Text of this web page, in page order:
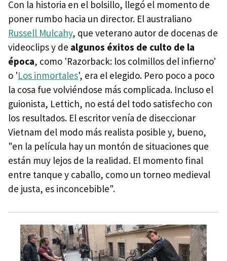
Con la historia en el bolsillo, llegó el momento de
poner rumbo hacia un director. El australiano
Russell Mulcahy, que veterano autor de docenas de
videoclips y de algunos éxitos de culto de la
época, como 'Razorback: los colmillos del infierno'
o 'Los inmortales', era el elegido. Pero poco a poco
la cosa fue volviéndose más complicada. Incluso el
guionista, Lettich, no está del todo satisfecho con
los resultados. El escritor venía de diseccionar
Vietnam del modo más realista posible y, bueno,
"en la película hay un montón de situaciones que
están muy lejos de la realidad. El momento final
entre tanque y caballo, como un torneo medieval
de justa, es inconcebible".